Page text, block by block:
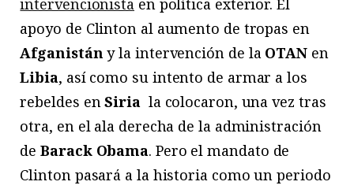
intervencionista en política exterior. El
apoyo de Clinton al aumento de tropas en
Afganistán y la intervención de la OTANen
Libia, así como su intento de armar a los
rebeldes enSiriala colocaron, una vez tras
otra, en el ala derecha de la administración
deBarack Obama. Pero el mandato de
Clinton pasará a la historia como un periodo